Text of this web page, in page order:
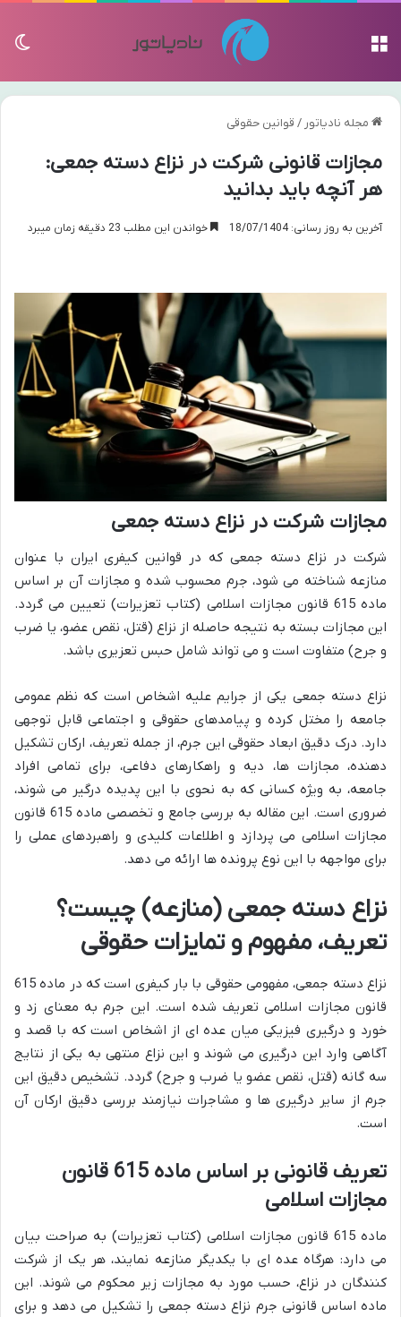
مجله نادیاتور / قوانین حقوقی
مجازات قانونی شرکت در نزاع دسته جمعی:
هر آنچه باید بدانید
آخرین به روز رسانی: 18/07/1404 خواندن این مطلب 23 دقیقه زمان میبرد
مجازات شرکت در نزاع دسته جمعی
شرکت در نزاع دسته جمعی که در قوانین کیفری ایران با عنوان
منازعه شناخته می شود، جرم محسوب شده و مجازات آن بر اساس
ماده 615 قانون مجازات اسلامی (کتاب تعزیرات) تعیین می گردد.
این مجازات بسته به نتیجه حاصله از نزاع (قتل، نقص عضو، یا ضرب
و جرح) متفاوت است و می تواند شامل حبس تعزیری باشد.
نزاع دسته جمعی یکی از جرایم علیه اشخاص است که نظم عمومی
جامعه را مختل کرده و پیامدهای حقوقی و اجتماعی قابل توجهی
دارد. درک دقیق ابعاد حقوقی این جرم، از جمله تعریف، ارکان تشکیل
دهنده، مجازات ها، دیه و راهکارهای دفاعی، برای تمامی افراد
جامعه، به ویژه کسانی که به نحوی با این پدیده درگیر می شوند،
ضروری است. این مقاله به بررسی جامع و تخصصی ماده 615 قانون
مجازات اسلامی می پردازد و اطلاعات کلیدی و راهبردهای عملی را
برای مواجهه با این نوع پرونده ها ارائه می دهد.
نزاع دسته جمعی (منازعه) چیست؟
تعریف، مفهوم و تمایزات حقوقی
نزاع دسته جمعی، مفهومی حقوقی با بار کیفری است که در ماده 615
قانون مجازات اسلامی تعریف شده است. این جرم به معنای زد و
خورد و درگیری فیزیکی میان عده ای از اشخاص است که با قصد و
آگاهی وارد این درگیری می شوند و این نزاع منتهی به یکی از نتایج
سه گانه (قتل، نقص عضو یا ضرب و جرح) گردد. تشخیص دقیق این
جرم از سایر درگیری ها و مشاجرات نیازمند بررسی دقیق ارکان آن
است.
تعریف قانونی بر اساس ماده 615 قانون
مجازات اسلامی
ماده 615 قانون مجازات اسلامی (کتاب تعزیرات) به صراحت بیان
می دارد: هرگاه عده ای با یکدیگر منازعه نمایند، هر یک از شرکت
کنندگان در نزاع، حسب مورد به مجازات زیر محکوم می شوند. این
ماده اساس قانونی جرم نزاع دسته جمعی را تشکیل می دهد و برای